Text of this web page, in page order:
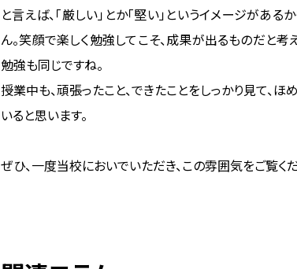
と言えば、「厳しい」とか「堅い」というイメージが
ん。笑顔で楽しく勉強してこそ、成果が出るものだと
勉強も同じですね。
授業中も、頑張ったこと、できたことをしっかり見て、
いると思います。
ぜひ、一度当校においでいただき、この雰囲気をご覧くだ